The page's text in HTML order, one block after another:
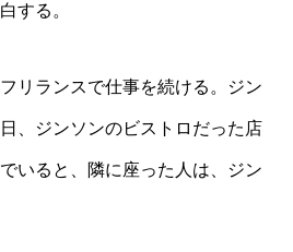
する。
リランスで仕事を続ける。ジン
、ジンソンのビストロだった店
いると、隣に座った人は、ジン